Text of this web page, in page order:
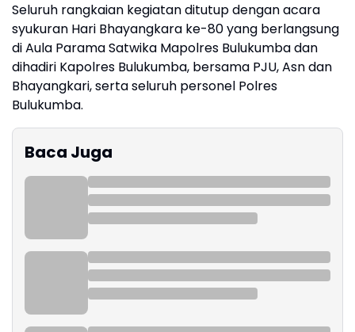
Seluruh rangkaian kegiatan ditutup dengan acara
syukuran Hari Bhayangkara ke-80 yang berlangsung
di Aula Parama Satwika Mapolres Bulukumba dan
dihadiri Kapolres Bulukumba, bersama PJU, Asn dan
Bhayangkari, serta seluruh personel Polres
Bulukumba.
Baca Juga